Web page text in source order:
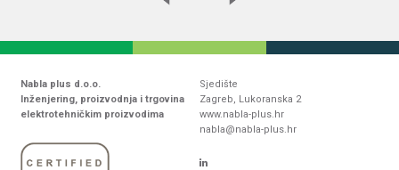
Nabla plus d.o.o.
Inženjering, proizvodnja i trgovina
elektrotehničkim proizvodima
Sjedište
Zagreb, Lukoranska 2
www.nabla-plus.hr
nabla@nabla-plus.hr